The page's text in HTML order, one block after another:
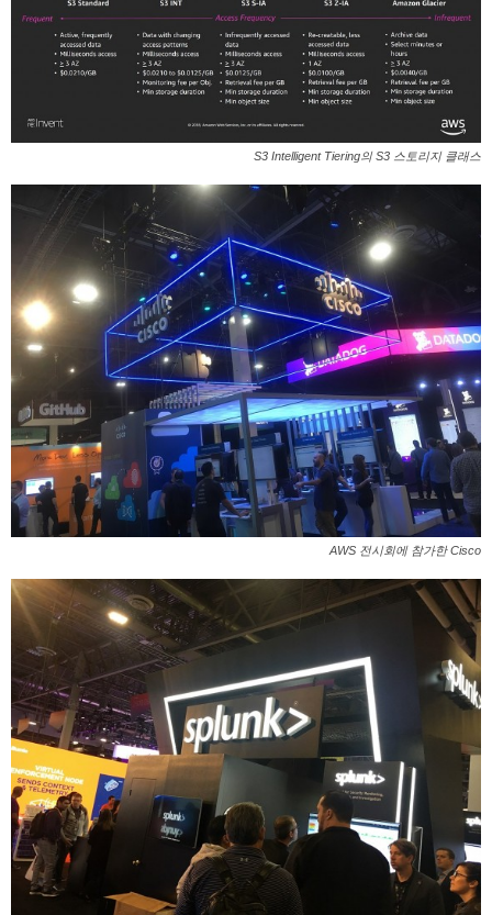
S3 Intelligent Tiering의 S3 스토리지 클래스
AWS 전시회에 참가한 Cisco